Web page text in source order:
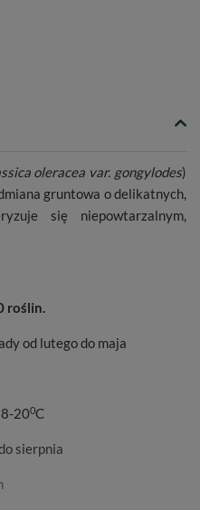
oleracea var. gongylodes)
gruntowa o delikatnych,
się niepowtarzalnym,
roślin.
od lutego do maja
200C
sierpnia